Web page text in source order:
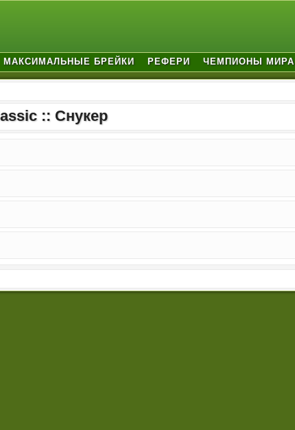
МАКСИМАЛЬНЫЕ БРЕЙКИ РЕФЕРИ ЧЕМПИОНЫ МИРА
:: Снукер